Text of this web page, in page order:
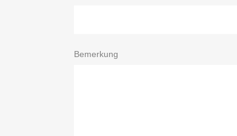
Bemerkung